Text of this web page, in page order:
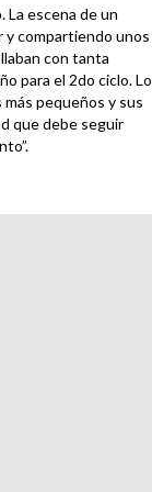
escena de un
y compartiendo unos
con tanta
para el 2do ciclo. Lo
pequeños y sus
que debe seguir